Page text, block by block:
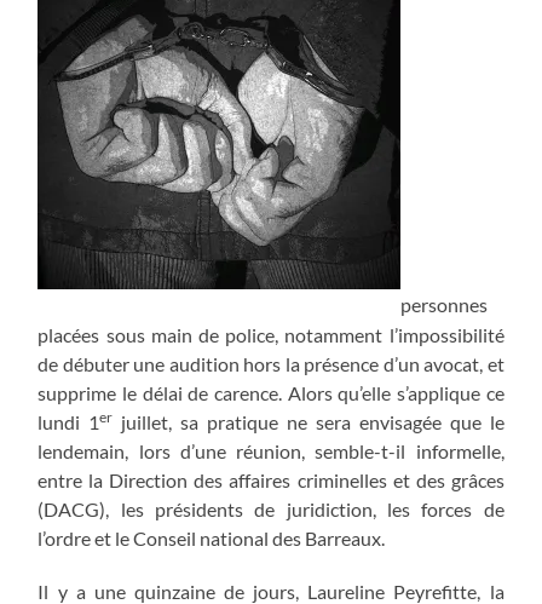
personnes
placées sous main de police, notamment l’impossibilité
de débuter une audition hors la présence d’un avocat, et
supprime le délai de carence. Alors qu’elle s’applique ce
lundi 1er juillet, sa pratique ne sera envisagée que le
lendemain, lors d’une réunion, semble-t-il informelle,
entre la Direction des affaires criminelles et des grâces
(DACG), les présidents de juridiction, les forces de
l’ordre et le Conseil national des Barreaux.
Il y a une quinzaine de jours, Laureline Peyrefitte, la